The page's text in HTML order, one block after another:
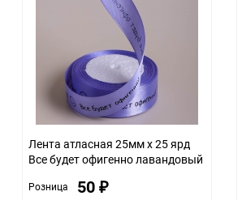
Единица измерения
07c4e68a_b330_11f0_8cc3_b03af2b6059f
Лента атласная 25мм х 25 ярд
Все будет офигенно лавандовый
Розница 50 ₽